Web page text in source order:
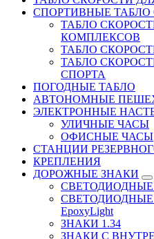
СПОРТИВНЫЕ ТАБЛО
ТАБЛО
КОМПЛЕКСОВ
ТАБЛО
ТАБЛО
СПОРТА
ПОГОДНЫЕ ТАБЛО
АВТОНОМНЫЕ
ЭЛЕКТРОННЫЕ
УЛИЧНЫЕ ЧАСЫ
ОФИСНЫЕ ЧАСЫ
СТАНЦИИ
КРЕПЛЕНИЯ
ДОРОЖНЫЕ ЗНАКИ
EpoxyLight
ЗНАКИ 1.34
ЗНАКИ С